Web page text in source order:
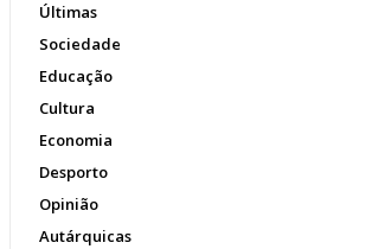
Últimas
Sociedade
Educação
Cultura
Economia
Desporto
Opinião
Autárquicas